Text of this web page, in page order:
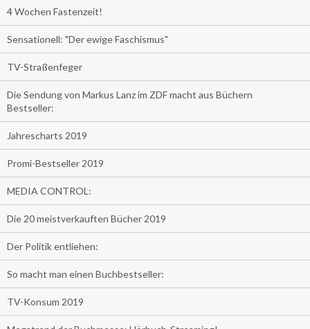
4 Wochen Fastenzeit!
Sensationell: "Der ewige Faschismus"
TV-Straßenfeger
Die Sendung von Markus Lanz im ZDF macht aus Büchern
Bestseller:
Jahrescharts 2019
Promi-Bestseller 2019
MEDIA CONTROL:
Die 20 meistverkauften Bücher 2019
Der Politik entliehen:
So macht man einen Buchbestseller:
TV-Konsum 2019